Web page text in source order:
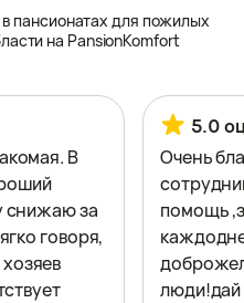
пансионатах для пожилых
на PansionKomfort
В
говоря,
5.0
Очень
помощь
люди!дай